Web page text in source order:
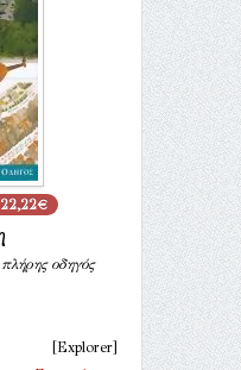
22,22€
οδηγός
[Explorer]